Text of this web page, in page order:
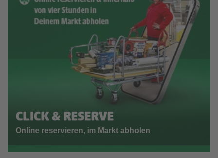
CLICK & RESERVE
Online reservieren, im Markt abholen